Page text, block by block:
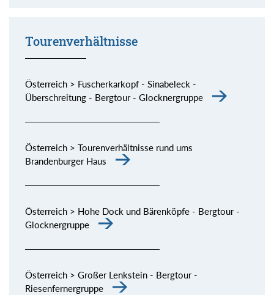
Tourenverhältnisse
Österreich > Fuscherkarkopf - Sinabeleck -
Überschreitung - Bergtour - Glocknergruppe
Österreich > Tourenverhältnisse rund ums
Brandenburger Haus
Österreich > Hohe Dock und Bärenköpfe - Bergtour -
Glocknergruppe
Österreich > Großer Lenkstein - Bergtour -
Riesenfernergruppe